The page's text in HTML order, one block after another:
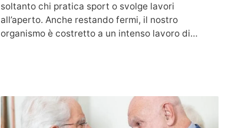
soltanto chi pratica sport o svolge lavori
all’aperto. Anche restando fermi, il nostro
organismo è costretto a un intenso lavoro di…